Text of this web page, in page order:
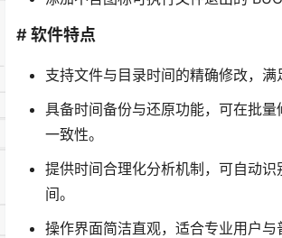
# 软件特点
支持文件与目录时间的精确修改，满
具备时间备份与还原功能，可在批量
一致性。
提供时间合理化分析机制，可自动识
间。
操作界面简洁直观，适合专业用户与